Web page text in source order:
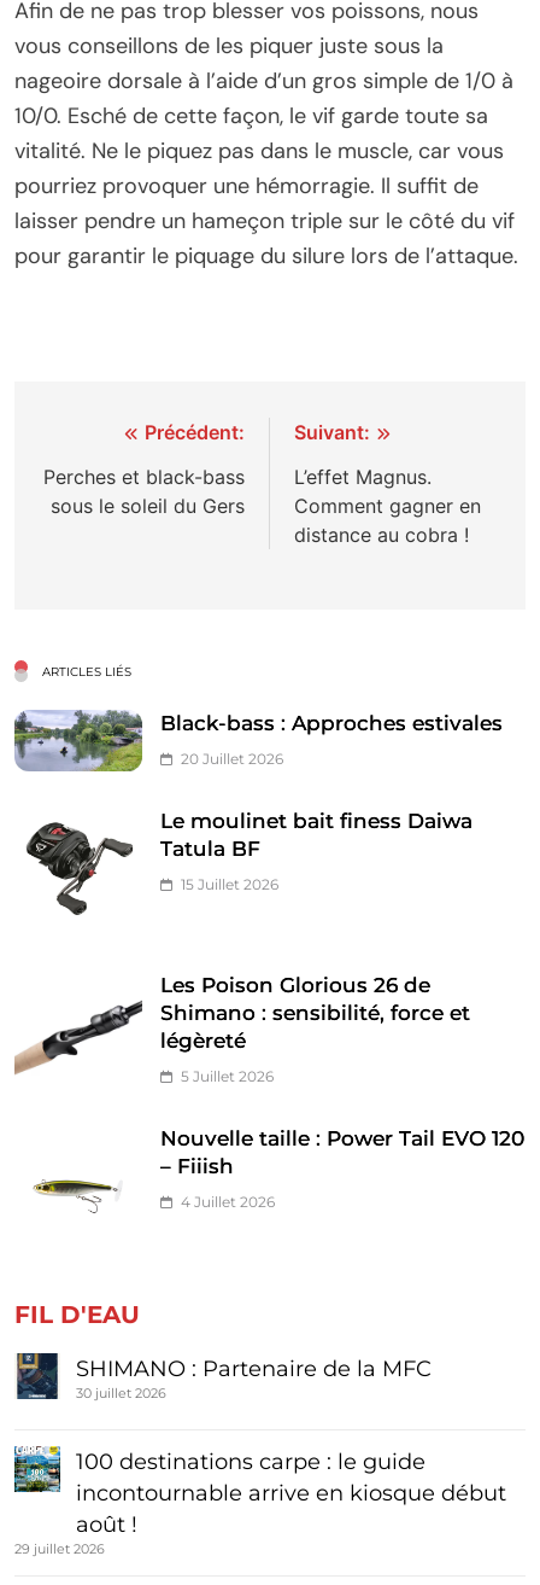
Afin de ne pas trop blesser vos poissons, nous
vous conseillons de les piquer juste sous la
nageoire dorsale à l’aide d’un gros simple de 1/0 à
10/0. Esché de cette façon, le vif garde toute sa
vitalité. Ne le piquez pas dans le muscle, car vous
pourriez provoquer une hémorragie. Il suffit de
laisser pendre un hameçon triple sur le côté du vif
pour garantir le piquage du silure lors de l’attaque.
Navigation
de
l’article
Précédent:
Perches et black-bass
sous le soleil du Gers
Suivant:
L’effet Magnus.
Comment gagner en
distance au cobra !
ARTICLES LIÉS
Black-bass : Approches estivales
20 Juillet 2026
Le moulinet bait finess Daiwa
Tatula BF
15 Juillet 2026
Les Poison Glorious 26 de
Shimano : sensibilité, force et
légèreté
5 Juillet 2026
Nouvelle taille : Power Tail EVO 120
– Fiiish
4 Juillet 2026
FIL D'EAU
SHIMANO : Partenaire de la MFC
30 juillet 2026
100 destinations carpe : le guide
incontournable arrive en kiosque début
août !
29 juillet 2026